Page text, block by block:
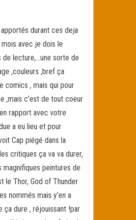
durant ces deja
avec je dois le
de lecture,…une sorte de
,couleurs ,bref ça
comics , mais qui pour
,mais c’est de tout coeur
rapport avec votre
a eu lieu et pour
Cap piégé dans la
critiques ça va va durer,
peintures de
le Thor, God of Thunder
nommés mais y’en a
ça dure , réjouissant !par